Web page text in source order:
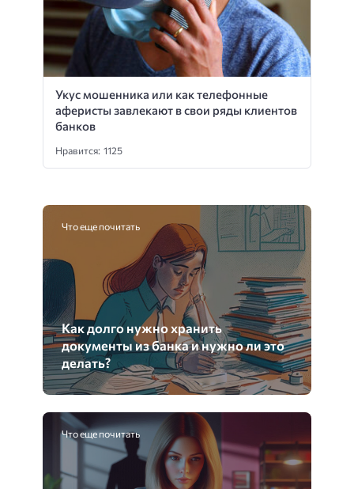
Укус мошенника или как телефонные
аферисты завлекают в свои ряды клиентов
банков
Нравится: 1125
Что еще почитать
Как долго нужно хранить
документы из банка и нужно ли это
делать?
Что еще почитать